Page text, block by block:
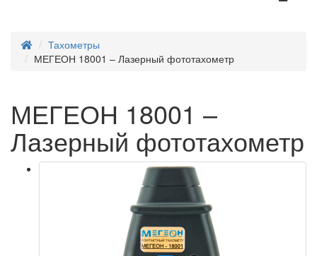
Тахометры
МЕГЕОН 18001 – Лазерный фототахометр
МЕГЕОН 18001 –
Лазерный фототахометр